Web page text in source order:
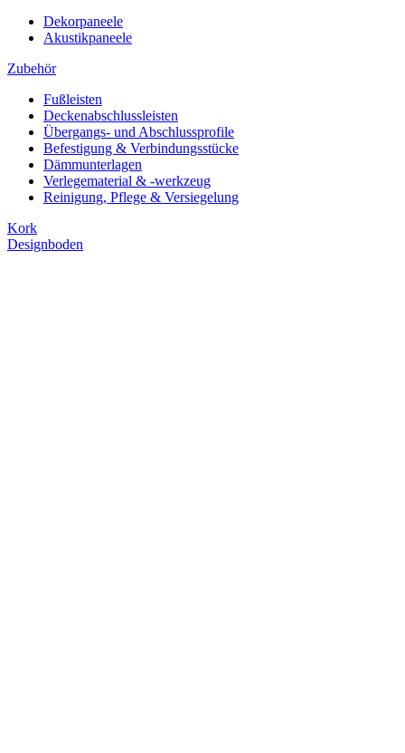
Dekorpaneele
Akustikpaneele
Zubehör
Fußleisten
Deckenabschlussleisten
Übergangs- und Abschlussprofile
Befestigung & Verbindungsstücke
Dämmunterlagen
Verlegematerial & -werkzeug
Reinigung, Pflege & Versiegelung
Kork
Designboden